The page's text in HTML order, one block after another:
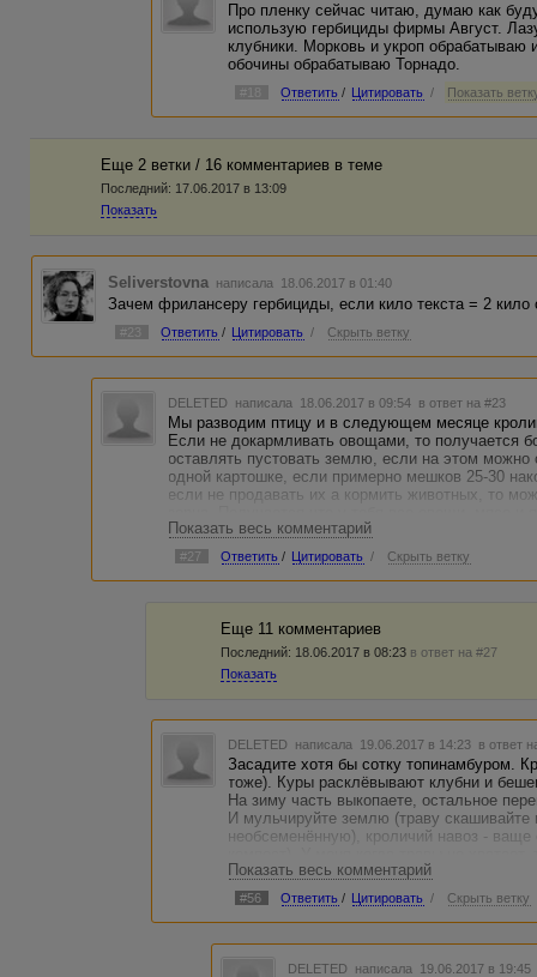
Про пленку сейчас читаю, думаю как
использую гербициды фирмы Август.
клубники. Морковь и укроп обрабатываю
обочины обрабатываю Торнадо.
#18 Ответить / Цитировать / Показать
Еще 2 ветки / 16 комментариев в темe
Последний: 17.06.2017 в 13:09
Показать
Seliverstovna написала 18.06.2017 в 01:40
Зачем фрилансеру гербициды, если кило текста = 2 кило
#23 Ответить / Цитировать / Скрыть ветку
DELETED написала 18.06.2017 в 09:54 в ответ на #23
Мы разводим птицу и в следующем месяце
Если не докармливать овощами, то получается
оставлять пустовать землю, если на этом можно
одной картошке, если примерно мешков 25-30
если не продавать их а кормить животных, то
сезон. И ты еще продавать это мясо можешь. Все
другие нужды. Такой вот деревенский мани
Показать весь комментарий
#27 Ответить / Цитировать / Скрыть ветку
Еще 11 комментариев
Последний: 18.06.2017 в 08:23 в ответ на #27
Показать
DELETED написала 19.06.2017 в 14:23 в ответ
Засадите хотя бы сотку топинамбуром.
тоже). Куры расклёвывают клубни и
На зиму часть выкопаете, остальное
И мульчируйте землю (траву
необсеменённую), кроличий навоз -
трава не растёт, вода экономится(у нас
Показать весь комментарий
#56 Ответить / Цитировать / Скрыть ветку
DELETED написала 19.06.2017 в